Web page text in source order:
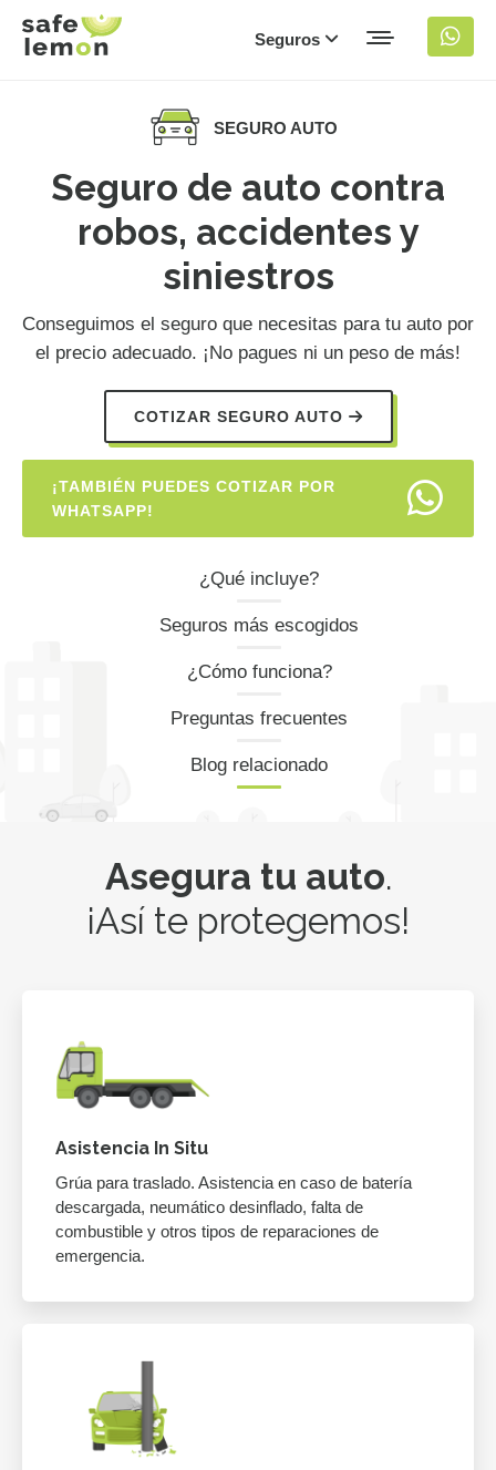
Seguros
SEGURO AUTO
Seguro de auto contra
robos, accidentes y
siniestros
Conseguimos el seguro que necesitas para tu auto por
el precio adecuado. ¡No pagues ni un peso de más!
COTIZAR SEGURO AUTO
¡TAMBIÉN PUEDES COTIZAR POR
WHATSAPP!
¿Qué incluye?
Seguros más escogidos
¿Cómo funciona?
Preguntas frecuentes
Blog relacionado
Asegura tu auto.
¡Así te protegemos!
Asistencia In Situ
Grúa para traslado. Asistencia en caso de batería
descargada, neumático desinflado, falta de
combustible y otros tipos de reparaciones de
emergencia.